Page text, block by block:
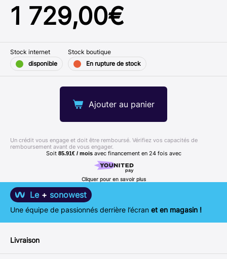
1 729,00€
Ajouter au panier
Soit 85.91€ / mois avec financement en 24 fois avec
Cliquer pour en savoir plus
Un crédit vous engage et doit être remboursé. Vérifiez vos capacités de
remboursement avant de vous engager.
Stock internet
disponible
Stock boutique
En rupture de stock
Le + sonowest
Une équipe de passionnés derrière l’écran et en magasin !
Livraison